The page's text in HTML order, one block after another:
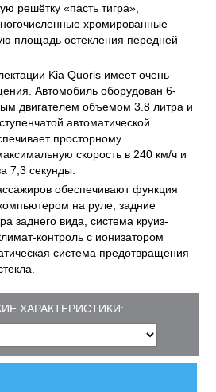
решётку «пасть тигра»,
хромированные
площадь остекления передней
Kia Quoris имеет очень
Автомобиль оборудован 6-
двигателем объемом 3.8 литра и
автоматической
просторному
скорость в 240 км/ч и
7,3 секунды.
обеспечивают функция
на руле, задние
заднего вида, система круиз-
контроль с ионизатором
система предотвращения
ХАРАКТЕРИСТИКИ: